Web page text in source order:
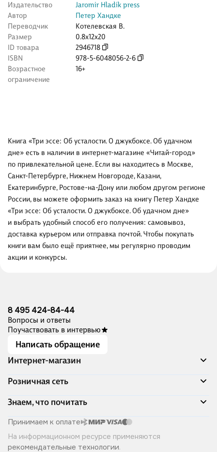
Издательство
Jaromir Hladik press
Автор
Петер Хандке
Переводчик
Котелевская В.
Размер
0.8x12x20
ID товара
2946718
ISBN
978-5-6048056-2-6
Возрастное
ограничение
16+
Книга «Три эссе: Об усталости. О джукбоксе. Об удачном
дне» есть в наличии в интернет-магазине «Читай-город»
по привлекательной цене. Если вы находитесь в Москве,
Санкт-Петербурге, Нижнем Новгороде, Казани,
Екатеринбурге, Ростове-на-Дону или любом другом регионе
России, вы можете оформить заказ на книгу Петер Хандке
«Три эссе: Об усталости. О джукбоксе. Об удачном дне»
и выбрать удобный способ его получения: самовывоз,
доставка курьером или отправка почтой. Чтобы покупать
книги вам было ещё приятнее, мы регулярно проводим
акции и конкурсы.
8 495 424-84-44
Вопросы и ответы
Поучаствовать в интервью
Написать обращение
Интернет-магазин
Акции
Доставка и оплата
Программа лояльности
Подарочные сертификаты
Правила продажи
Политика конфиденциальности
Розничная сеть
Адреса магазинов
Книжный Дозор
О компании
Читай-город для бизнеса
Хотите у нас работать?
Знаем, что почитать
Скоро в продаже
Лучшие из лучших
Читай-журнал
Принимаем к оплате
На информационном ресурсе применяются
рекомендательные технологии.